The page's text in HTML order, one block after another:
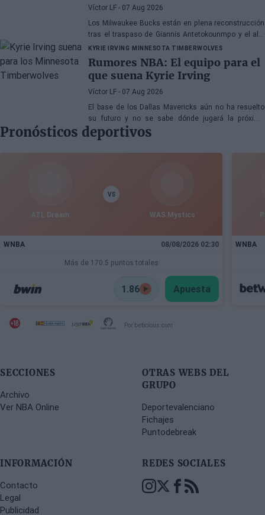
Víctor LF - 07 Aug 2026
Los Milwaukee Bucks están en plena reconstrucción
tras el traspaso de Giannis Antetokounmpo y el ala-
pívot podría ser el siguiente
KYRIE IRVING MINNESOTA TIMBERWOLVES
Rumores NBA: El equipo para el
que suena Kyrie Irving
Víctor LF - 07 Aug 2026
El base de los Dallas Mavericks aún no ha resuelto
su futuro y no se sabe dónde jugará la próxima
temporada
Pronósticos deportivos
ATL Dream
VS
WAS Mystics
WNBA 08/08/2026 02:30
Más de 170.5 puntos totales
1.86 Apuesta
WNBA
Por beticious.com
SECCIONES
Archivo
Ver NBA Online
OTRAS WEBS DEL
GRUPO
Deportevalenciano
Fichajes
Puntodebreak
INFORMACIÓN
Contacto
Legal
Publicidad
REDES SOCIALES